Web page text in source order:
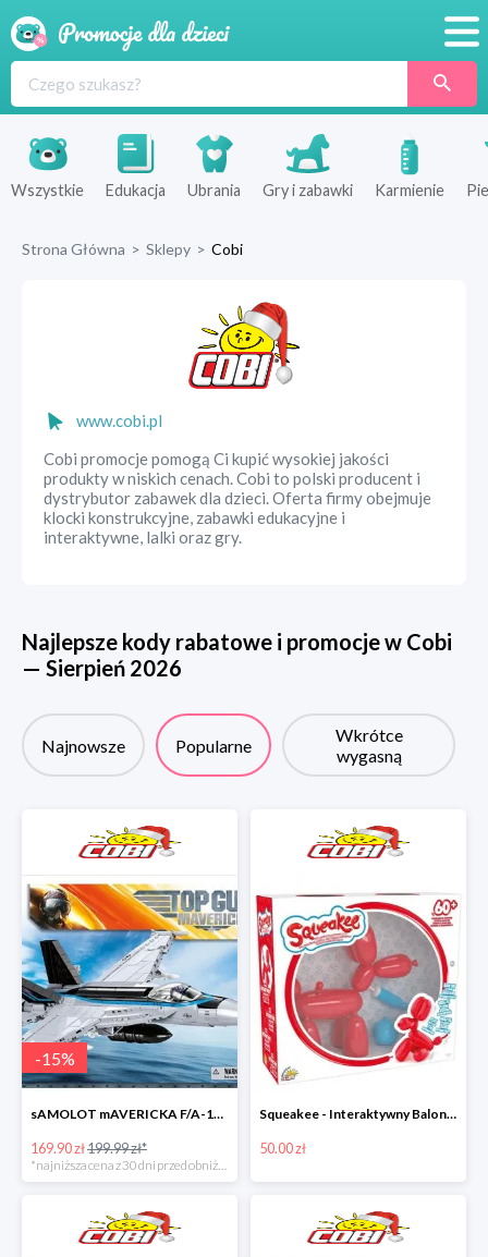
Produkty
Sklepy
Wszystkie Edukacja Ubrania Gry i zabawki Karmienie
Strona Główna > Sklepy > Cobi
www.cobi.pl
Cobi promocje pomogą Ci kupić wysokiej jakości
produkty w niskich cenach. Cobi to polski producent i
dystrybutor zabawek dla dzieci. Oferta firmy obejmuje
klocki konstrukcyjne, zabawki edukacyjne i
interaktywne, lalki oraz gry.
Najlepsze kody rabatowe i promocje w Cobi
— Sierpień 2026
Najnowsze Popularne
Wkrótce
wygasną
-15%
sAMOLOT mAVERICKA F/A-18E Super Hornet
169.90 zł199.99 zł*
*najniższa cena z 30 dni przed obniżką
Squeakee - Interaktywny Balonikowy Piesek
50.00 zł